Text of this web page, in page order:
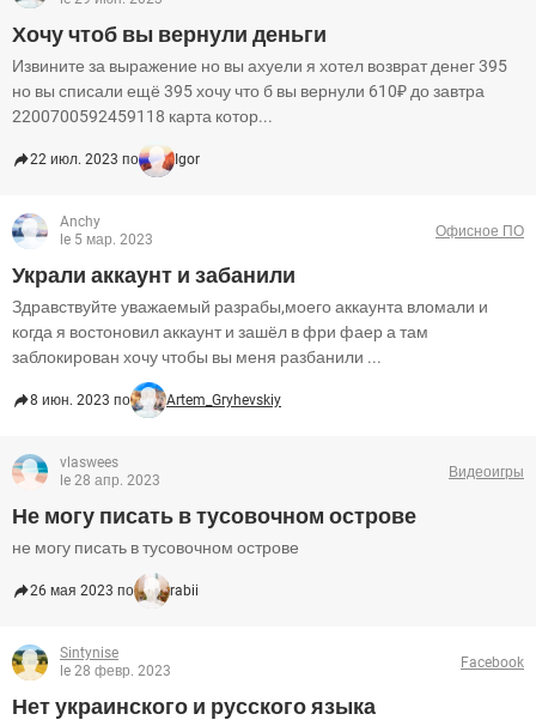
Хочу чтоб вы вернули деньги
Извините за выражение но вы ахуели я хотел возврат денег 395
но вы списали ещё 395 хочу что б вы вернули 610₽ до завтра
2200700592459118 карта котор...
22 июл. 2023 по Igor
Anchy
le 5 мар. 2023
Офисное ПО
Украли аккаунт и забанили
Здравствуйте уважаемый разрабы,моего аккаунта вломали и
когда я востоновил аккаунт и зашёл в фри фаер а там
заблокирован хочу чтобы вы меня разбанили ...
8 июн. 2023 по Artem_Gryhevskiy
vlaswees
le 28 апр. 2023
Видеоигры
Не могу писать в тусовочном острове
не могу писать в тусовочном острове
26 мая 2023 по rabii
Sintynise
le 28 февр. 2023
Facebook
Нет украинского и русского языка